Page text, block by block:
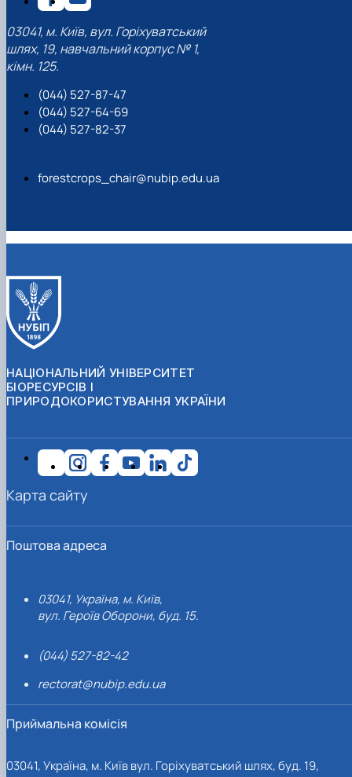
03041, м. Київ, вул. Горіхуватський
шлях, 19, навчальний корпус № 1,
кімн. 125.
(044) 527-87-47
(044) 527-64-69
(044) 527-82-37
forestcrops_chair@nubip.edu.ua
НАЦІОНАЛЬНИЙ УНІВЕРСИТЕТ
БІОРЕСУРСІВ І
ПРИРОДОКОРИСТУВАННЯ УКРАЇНИ
Поштова адреса
03041, Україна, м. Київ,
вул. Героїв Оборони, буд. 15.
(044) 527-82-42
rectorat@nubip.edu.ua
Приймальна комісія
03041, Україна, м. Київ вул. Горіхуватський шлях, буд. 19,
Карта сайту